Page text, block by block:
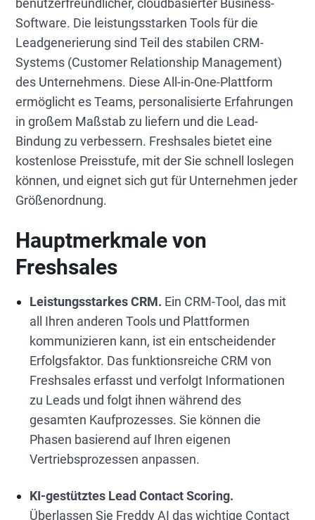
benutzerfreundlicher, cloudbasierter Business-
Software. Die leistungsstarken Tools für die
Leadgenerierung sind Teil des stabilen CRM-
Systems (Customer Relationship Management)
des Unternehmens. Diese All-in-One-Plattform
ermöglicht es Teams, personalisierte Erfahrungen
in großem Maßstab zu liefern und die Lead-
Bindung zu verbessern. Freshsales bietet eine
kostenlose Preisstufe, mit der Sie schnell loslegen
können, und eignet sich gut für Unternehmen jeder
Größenordnung.
Hauptmerkmale von
Freshsales
Leistungsstarkes CRM. Ein CRM-Tool, das mit
all Ihren anderen Tools und Plattformen
kommunizieren kann, ist ein entscheidender
Erfolgsfaktor. Das funktionsreiche CRM von
Freshsales erfasst und verfolgt Informationen
zu Leads und folgt ihnen während des
gesamten Kaufprozesses. Sie können die
Phasen basierend auf Ihren eigenen
Vertriebsprozessen anpassen.
KI-gestütztes Lead Contact Scoring.
Überlassen Sie Freddy AI das wichtige Contact